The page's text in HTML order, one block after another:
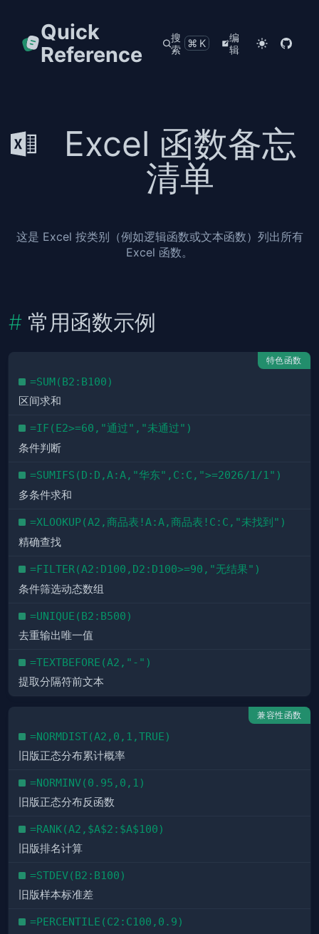
Quick
Reference
搜
索
⌘K
编
辑
Excel 函数备忘
清单
这是 Excel 按类别（例如逻辑函数或文本函数）列出所有
Excel 函数。
常用函数示例
特色函数
=SUM(B2:B100)
区间求和
=IF(E2>=60,"通过","未通过")
条件判断
=SUMIFS(D:D,A:A,"华东",C:C,">=2026/1/1")
多条件求和
=XLOOKUP(A2,商品表!A:A,商品表!C:C,"未找到")
精确查找
=FILTER(A2:D100,D2:D100>=90,"无结果")
条件筛选动态数组
=UNIQUE(B2:B500)
去重输出唯一值
=TEXTBEFORE(A2,"-")
提取分隔符前文本
兼容性函数
=NORMDIST(A2,0,1,TRUE)
旧版正态分布累计概率
=NORMINV(0.95,0,1)
旧版正态分布反函数
=RANK(A2,$A$2:$A$100)
旧版排名计算
=STDEV(B2:B100)
旧版样本标准差
=PERCENTILE(C2:C100,0.9)